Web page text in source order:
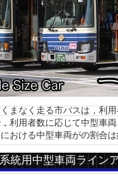
まなく走る市バスは，利
用者数に応じて中型車両
ける中型車両がの割合は
統用中型車両ライン